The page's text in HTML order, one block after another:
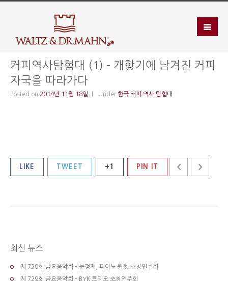
커피역사탐험대 (1) – 개항기에 남겨진 커피
자국을 따라가다
Posted on 2014년 11월 18일 Under 한국 커피 역사 탐험대
LIKE TWEET +1 PIN IT
최신 뉴스
제 730회 금요음악회 – 문정재, 피아노 퀸텟 초청연주회
제 729회 금요음악회 – BYK 트리오 초청연주회